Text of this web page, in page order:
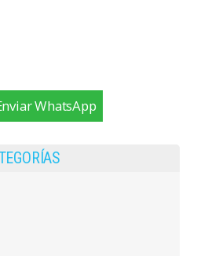
WhatsApp